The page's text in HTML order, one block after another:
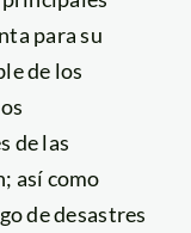
para su
de los
de las
así como
de desastres